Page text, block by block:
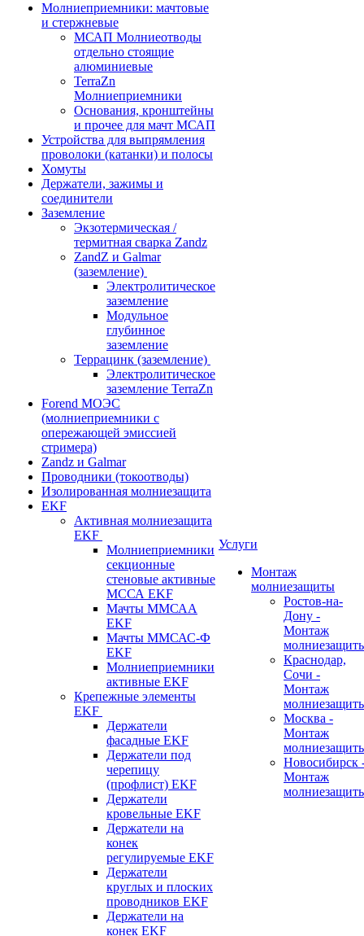
Молниеприемники: мачтовые
и стержневые
МСАП Молниеотводы
отдельно стоящие
алюминиевые
TerraZn
Молниеприемники
Основания, кронштейны
и прочее для мачт МСАП
Устройства для выпрямления
проволоки (катанки) и полосы
Хомуты
Держатели, зажимы и
соединители
Заземление
Экзотермическая /
термитная сварка Zandz
ZandZ и Galmar
(заземление)
Электролитическое
заземление
Модульное
глубинное
заземление
Террацинк (заземление)
Электролитическое
заземление TerraZn
Forend МОЭС
(молниеприемники с
опережающей эмиссией
стримера)
Zandz и Galmar
Проводники (токоотводы)
Изолированная молниезащита
EKF
Активная молниезащита
EKF
Молниеприемники
секционные
стеновые активные
МССА EKF
Мачты ММСАА
EKF
Мачты ММСАС-Ф
EKF
Молниеприемники
активные EKF
Крепежные элементы
EKF
Держатели
фасадные EKF
Держатели под
черепицу
(профлист) EKF
Держатели
кровельные EKF
Держатели на
конек
регулируемые EKF
Держатели
круглых и плоских
проводников EKF
Держатели на
конек EKF
Услуги
Монтаж
молниезащиты
Ростов-на-
Дону -
Монтаж
Краснодар,
Сочи -
Монтаж
Москва -
Монтаж
Новосибирск
Монтаж